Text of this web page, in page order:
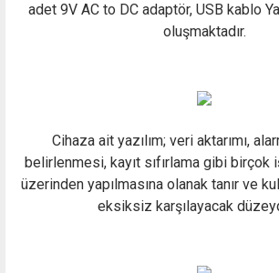
adet 9V AC to DC adaptör, USB kablo
oluşmaktadır.
Cihaza ait yazılım; veri aktarımı,
belirlenmesi, kayıt sıfırlama gibi
üzerinden yapılmasına olanak tanır ve
eksiksiz karşılayacak